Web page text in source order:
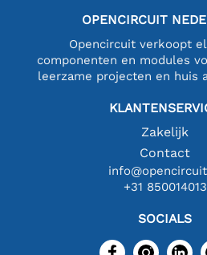
OPENCIRCUIT
Opencircuit verkoopt
componenten en modules
leerzame projecten en huis
Zakelijk
Contact
+31 850014013
SOCIALS